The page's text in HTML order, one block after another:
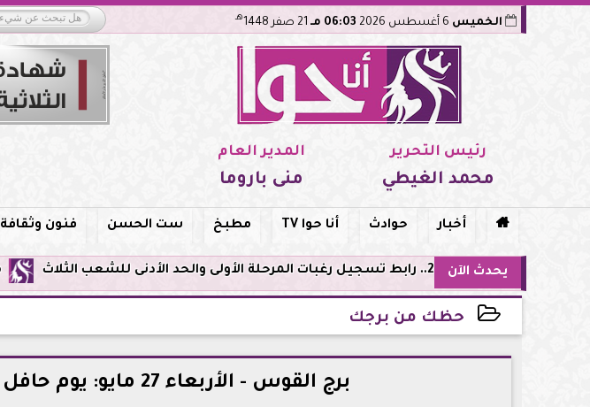
الخميس 06:03 مـ هـ
رئيس التحرير
محمد الغيطي
المدير العام
منى باروما
 أخبار حوادث أنا حوا TV مطبخ ست الحسن فنون وثقافة
يحدث الآن مبادرة «فوق الـ40».. وزارة العمل توفر فرص توظيف لأصحاب الخبرات
حظك من برجك
2026-05-27 23:02:33
برج القوس - الأربعاء 27 مايو: يوم حافل بالأنشطة